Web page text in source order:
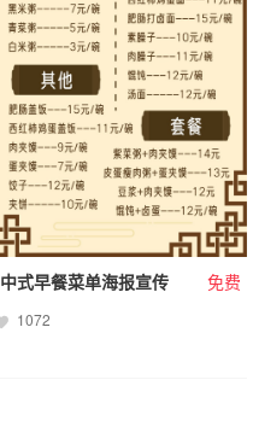
中式早餐菜单海报宣传 免费
1072